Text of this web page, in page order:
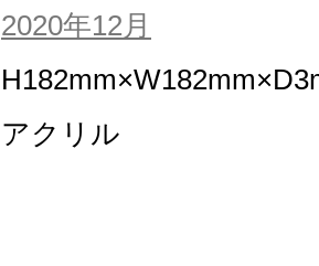
2020年12月
アクリル